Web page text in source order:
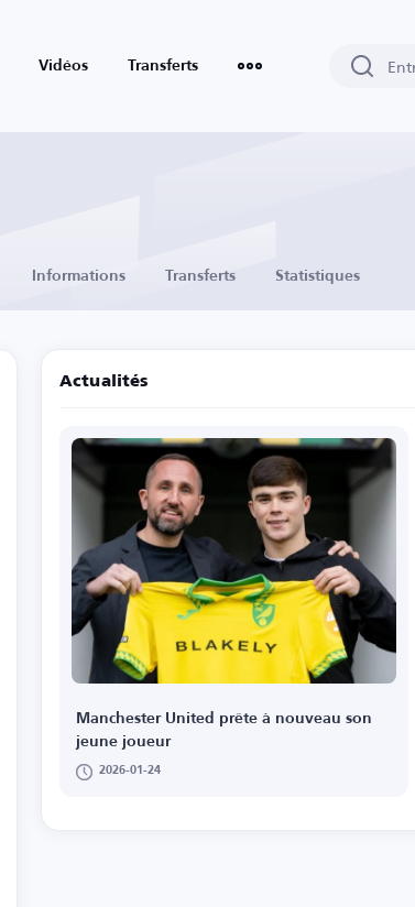
Vidéos Transferts
Informations Transferts Statistiques
Actualités
Manchester United prête à nouveau son
jeune joueur
2026-01-24